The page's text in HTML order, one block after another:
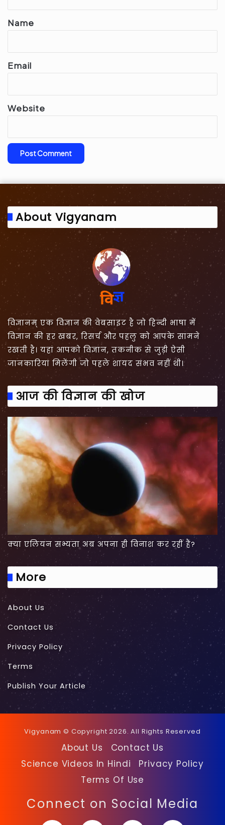
*
Name
Email
Website
About Vigyanam
विज्ञानम् एक विज्ञान की वेबसाइट है जो हिन्दी भाषा में
विज्ञान की हर खबर, रिसर्च और पहलु को आपके सामने
रखती है। यहां आपको विज्ञान, तकनीक से जुड़ी ऐसी
जानकारियां मिलेंगी जो पहले शायद संभव नहीं थी।
आज की विज्ञान की खोज
क्या एलियन सभ्यता अब अपना ही विनाश कर रहीं हैं?
More
About Us
Contact Us
Privacy Policy
Terms
Publish Your Article
Vigyanam © Copyright 2026. All Rights Reserved
About Us
Contact Us
Science Videos In Hindi
Privacy Policy
Terms Of Use